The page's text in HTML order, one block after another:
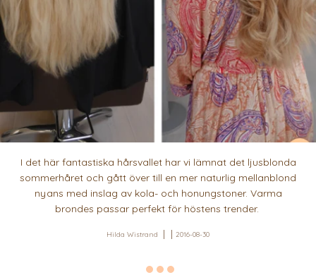
I det här fantastiska hårsvallet har vi lämnat det ljusblonda
sommerhåret och gått över till en mer naturlig mellanblond
nyans med inslag av kola- och honungstoner. Varma
brondes passar perfekt för höstens trender.
Hilda Wistrand 2016-08-30